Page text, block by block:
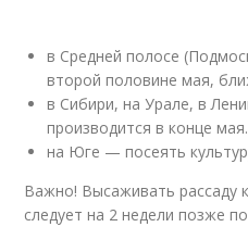
в Средней полосе
второй половине мая,
в Сибири, на Урале, в
производится в конце мая.
на Юге — посеять
Важно! Высаживать рассаду
следует на 2 недели позже